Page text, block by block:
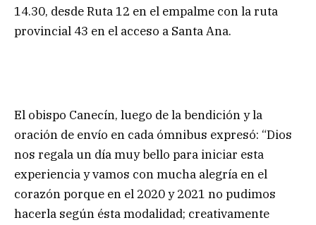
14.30, desde Ruta 12 en el empalme con la ruta
provincial 43 en el acceso a Santa Ana.
El obispo Canecín, luego de la bendición y la
oración de envío en cada ómnibus expresó: “Dios
nos regala un día muy bello para iniciar esta
experiencia y vamos con mucha alegría en el
corazón porque en el 2020 y 2021 no pudimos
hacerla según ésta modalidad; creativamente